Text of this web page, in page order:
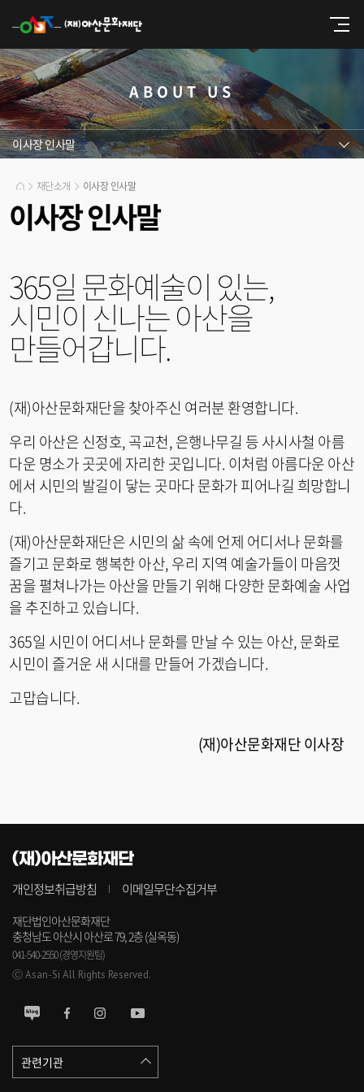
ABOUT US
이사장 인사말
재단소개 이사장 인사말
이사장 인사말
365일 문화예술이 있는,
시민이 신나는 아산을
만들어갑니다.
(재)아산문화재단을 찾아주신 여러분 환영합니다.
우리 아산은 신정호, 곡교천, 은행나무길 등 사시사철 아름
다운 명소가 곳곳에 자리한 곳입니다. 이처럼 아름다운 아산
에서 시민의 발길이 닿는 곳마다 문화가 피어나길 희망합니
다.
(재)아산문화재단은 시민의 삶 속에 언제 어디서나 문화를
즐기고 문화로 행복한 아산, 우리 지역 예술가들이 마음껏
꿈을 펼쳐나가는 아산을 만들기 위해 다양한 문화예술 사업
을 추진하고 있습니다.
365일 시민이 어디서나 문화를 만날 수 있는 아산, 문화로
시민이 즐거운 새 시대를 만들어 가겠습니다.
고맙습니다.
(재)아산문화재단 이사장
(재)아산문화재단
개인정보취급방침 이메일무단수집거부
재단법인아산문화재단
충청남도 아산시 아산로 79, 2층 (실옥동)
041-540-2550 (경영지원팀)
Ⓒ Asan-Si All Rights Reserved.
관련기관